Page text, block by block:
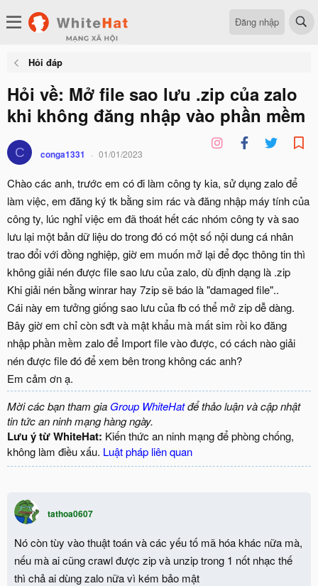
Đăng nhập
Hỏi đáp
Hỏi về: Mở file sao lưu .zip của zalo
khi không đăng nhập vào phần mềm
C conga1331 01/01/2023
Chào các anh, trước em có đi làm công ty kia, sử dụng zalo để
làm việc, em đăng ký tk bằng sim rác và đăng nhập máy tính của
công ty, lúc nghỉ việc em đã thoát hết các nhóm công ty và sao
lưu lại một bản dữ liệu do trong đó có một số nội dung cá nhân
trao đổi với đồng nghiệp, giờ em muốn mở lại để đọc thông tin thì
không giải nén được file sao lưu của zalo, dù định dạng là .zip
Khi giải nén bằng winrar hay 7zip sẽ báo là "damaged file"..
Cái này em tưởng giống sao lưu của fb có thể mở zip dễ dàng.
Bây giờ em chỉ còn sđt và mật khẩu mà mất sim rồi ko đăng
nhập phần mềm zalo để Import file vào được, có cách nào giải
nén được file đó để xem bên trong không các anh?
Em cảm ơn ạ.
Mời các bạn tham gia Group WhiteHatđể thảo luận và cập nhật
tin tức an ninh mạng hàng ngày.
Lưu ý từ WhiteHat: Kiến thức an ninh mạng để phòng chống,
không làm điều xấu. Luật pháp liên quan
tathoa0607
Nó còn tùy vào thuật toán và các yếu tố mã hóa khác nữa mà,
nếu mà ai cũng crawl được zip và unzip trong 1 nốt nhạc thế
thì chả ai dùng zalo nữa vì kém bảo mật